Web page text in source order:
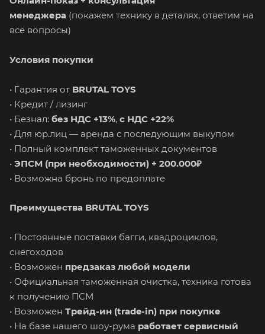
менеджера (покажем технику в деталях, ответим на
все вопросы)
Условия покупки
• Гарантия от BRUTAL TOYS
• Кредит / лизинг
• Безнал: без НДС +13%, с НДС +22%
• Для юр.лиц — аренда с последующим выкупом
• Полный комплект таможенных документов
• ЭПСМ (при необходимости) + 200.000₽
• Возможна бронь по предоплате
Преимущества BRUTAL TOYS
• Постоянные поставки багги, квадроциклов,
снегоходов
• Возможен предзаказ любой модели
• Официальная таможенная очистка, техника готова
к получению ПСМ
• Возможен Трейд-ин (trade-in) при покупке
• На базе нашего шоу-рума работает сервисный